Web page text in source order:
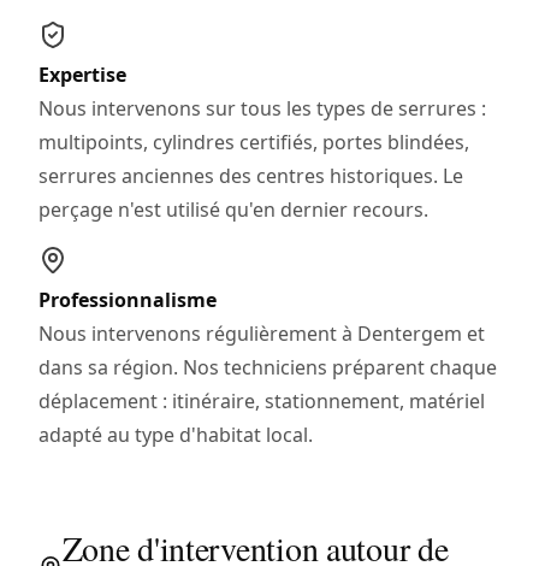
Expertise
Nous intervenons sur tous les types de serrures :
multipoints, cylindres certifiés, portes blindées,
serrures anciennes des centres historiques. Le
perçage n'est utilisé qu'en dernier recours.
Professionnalisme
Nous intervenons régulièrement à Dentergem et
dans sa région. Nos techniciens préparent chaque
déplacement : itinéraire, stationnement, matériel
adapté au type d'habitat local.
Zone d'intervention autour de